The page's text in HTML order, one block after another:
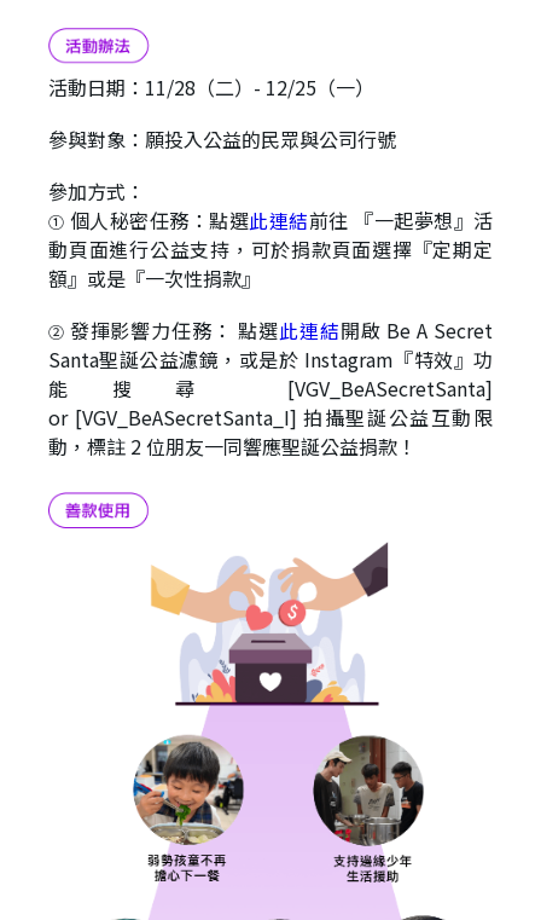
活動日期：11/28（二）- 12/25（一）
參與對象：願投入公益的民眾與公司行號
參加方式：
① 個人秘密任務：點選此連結前往 『一起夢想』活
動頁面進行公益支持，可於捐款頁面選擇『定期定
額』或是『一次性捐款』
② 發揮影響力任務： 點選此連結開啟 Be A Secret
Santa聖誕公益濾鏡，或是於 Instagram『特效』功
能搜尋 [VGV_BeASecretSanta]
or [VGV_BeASecretSanta_I] 拍攝聖誕公益互動限
動，標註 2位朋友一同響應聖誕公益捐款！